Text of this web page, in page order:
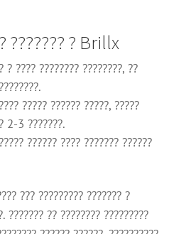
??????? ? Brillx
? ???? ???????? ????????, ??
????? ?????? ?????, ?????
2-3 ???????.
?????? ???? ??????? ??????
??? ????????? ??????? ?
??????? ?? ???????? ?????????